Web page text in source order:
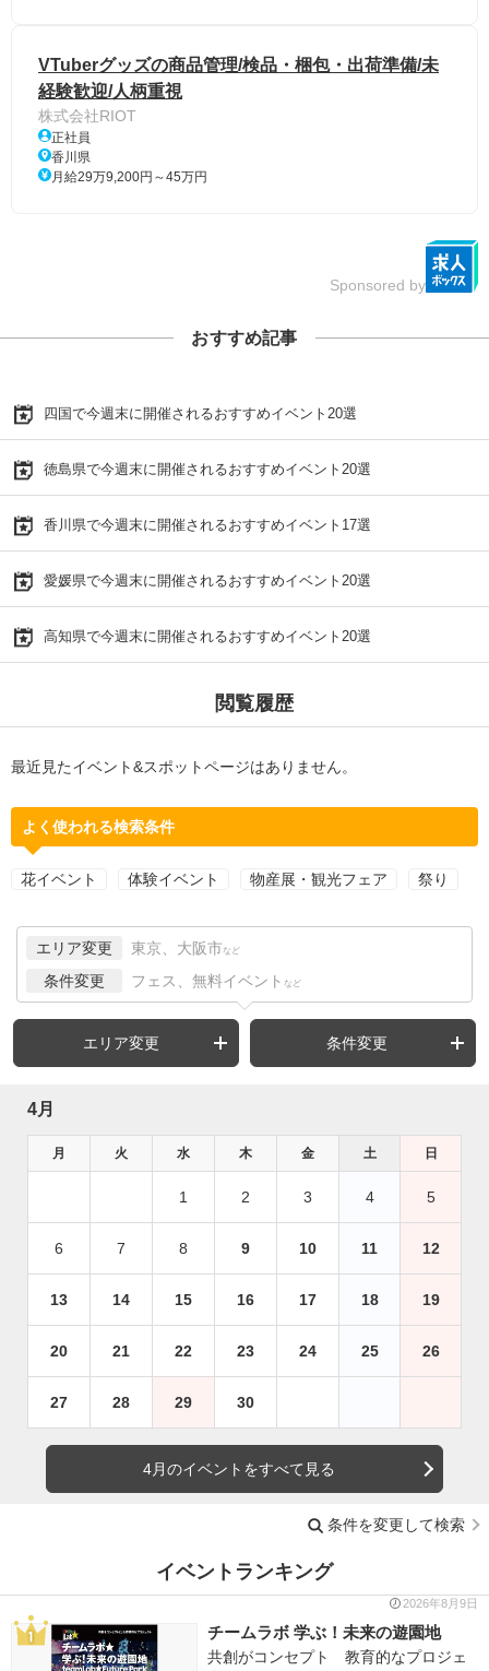
VTuberグッズの商品管理/検品・梱包・出荷準備/未
経験歓迎/人柄重視
株式会社RIOT
正社員
香川県
月給29万9,200円～45万円
Sponsored by
おすすめ記事
四国で今週末に開催されるおすすめイベント20選
徳島県で今週末に開催されるおすすめイベント20選
香川県で今週末に開催されるおすすめイベント17選
愛媛県で今週末に開催されるおすすめイベント20選
高知県で今週末に開催されるおすすめイベント20選
閲覧履歴
最近見たイベント&スポットページはありません。
よく使われる検索条件
花イベント 体験イベント 物産展・観光フェア 祭り
エリア変更 東京、大阪市 など
条件変更 フェス、無料イベント など
エリア変更 条件変更
4月
月 火 水 木 金 土 日
1 2 3 4 5
6 7 8 9 10 11 12
13 14 15 16 17 18 19
20 21 22 23 24 25 26
27 28 29 30
4月のイベントをすべて見る
条件を変更して検索
イベントランキング
2026年8月9日
チームラボ 学ぶ！未来の遊園地
共創がコンセプト 教育的なプロジェ